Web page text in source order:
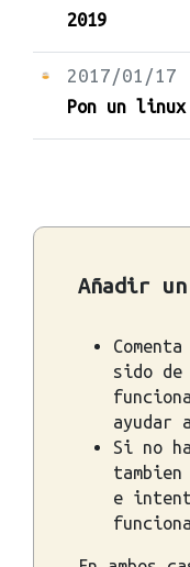
2019
2017/01/
Pon un
Añadir
sido
ayudar
Si no
e